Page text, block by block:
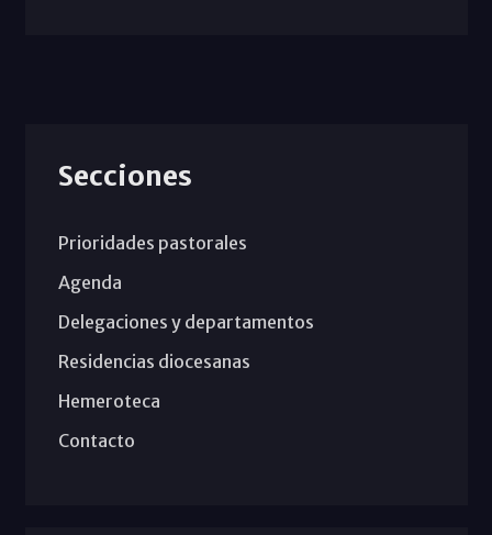
Secciones
Prioridades pastorales
Agenda
Delegaciones y departamentos
Residencias diocesanas
Hemeroteca
Contacto